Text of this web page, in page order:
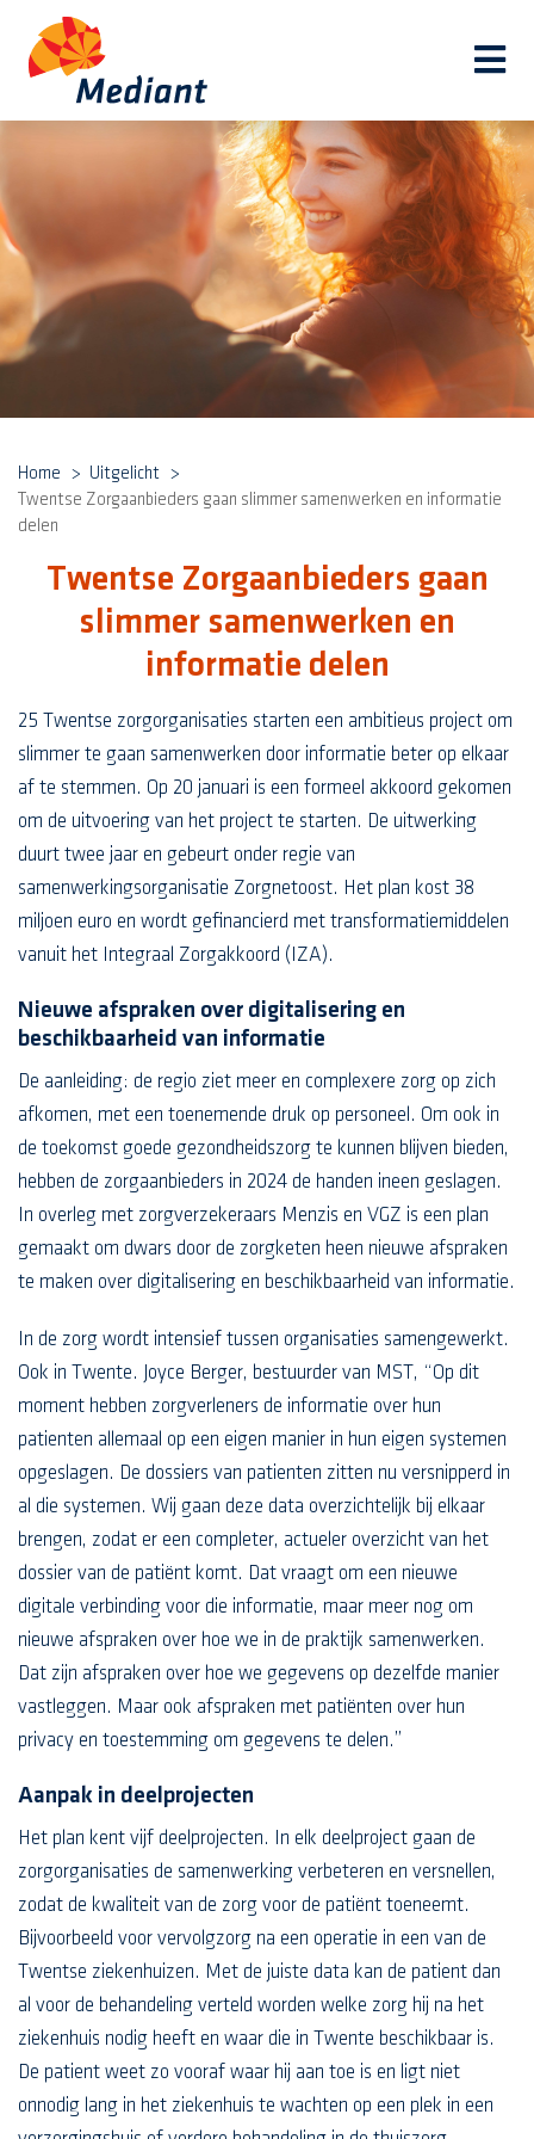
Home
Uitgelicht
Twentse Zorgaanbieders gaan slimmer samenwerken en informatie
delen
Twentse Zorgaanbieders gaan
slimmer samenwerken en
informatie delen
25 Twentse zorgorganisaties starten een ambitieus project om
slimmer te gaan samenwerken door informatie beter op elkaar
af te stemmen. Op 20 januari is een formeel akkoord gekomen
om de uitvoering van het project te starten. De uitwerking
duurt twee jaar en gebeurt onder regie van
samenwerkingsorganisatie Zorgnetoost. Het plan kost 38
miljoen euro en wordt gefinancierd met transformatiemiddelen
vanuit het Integraal Zorgakkoord (IZA).
Nieuwe afspraken over digitalisering en
beschikbaarheid van informatie
De aanleiding: de regio ziet meer en complexere zorg op zich
afkomen, met een toenemende druk op personeel. Om ook in
de toekomst goede gezondheidszorg te kunnen blijven bieden,
hebben de zorgaanbieders in 2024 de handen ineen geslagen.
In overleg met zorgverzekeraars Menzis en VGZ is een plan
gemaakt om dwars door de zorgketen heen nieuwe afspraken
te maken over digitalisering en beschikbaarheid van informatie.
In de zorg wordt intensief tussen organisaties samengewerkt.
Ook in Twente. Joyce Berger, bestuurder van MST, “Op dit
moment hebben zorgverleners de informatie over hun
patienten allemaal op een eigen manier in hun eigen systemen
opgeslagen. De dossiers van patienten zitten nu versnipperd in
al die systemen. Wij gaan deze data overzichtelijk bij elkaar
brengen, zodat er een completer, actueler overzicht van het
dossier van de patiënt komt. Dat vraagt om een nieuwe
digitale verbinding voor die informatie, maar meer nog om
nieuwe afspraken over hoe we in de praktijk samenwerken.
Dat zijn afspraken over hoe we gegevens op dezelfde manier
vastleggen. Maar ook afspraken met patiënten over hun
privacy en toestemming om gegevens te delen.”
Aanpak in deelprojecten
Het plan kent vijf deelprojecten. In elk deelproject gaan de
zorgorganisaties de samenwerking verbeteren en versnellen,
zodat de kwaliteit van de zorg voor de patiënt toeneemt.
Bijvoorbeeld voor vervolgzorg na een operatie in een van de
Twentse ziekenhuizen. Met de juiste data kan de patient dan
al voor de behandeling verteld worden welke zorg hij na het
ziekenhuis nodig heeft en waar die in Twente beschikbaar is.
De patient weet zo vooraf waar hij aan toe is en ligt niet
onnodig lang in het ziekenhuis te wachten op een plek in een